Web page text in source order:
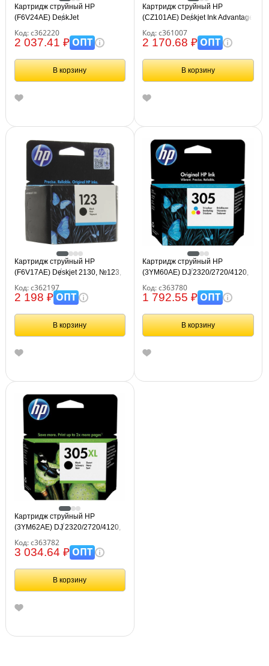
Картридж струйный HP
(F6V24AE) DeskJet
№652, цветной, оригинальный
Код: с362220
2 037.41 ₽ОПТ
В корзину
Картридж струйный HP
(CZ101AE) Deskjet Ink Advantage
оригинальный
Код: с361007
2 170.68 ₽ОПТ
В корзину
Картридж струйный HP
(F6V17AE) Deskjet 2130, №123,
120 стр.
Код: с362197
2 198 ₽ОПТ
В корзину
Картридж струйный HP
(3YM60AE) DJ 2320/2720/4120,
оригинальный, ресурс 100
Код: с363780
1 792.55 ₽ОПТ
В корзину
Картридж струйный HP
(3YM62AE) DJ 2320/2720/4120,
оригинальный, ресурс 240
Код: с363782
3 034.64 ₽ОПТ
В корзину